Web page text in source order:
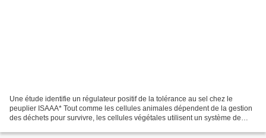
Une étude identifie un régulateur positif de la tolérance au sel chez le
peuplier ISAAA* Tout comme les cellules animales dépendent de la gestion
des déchets pour survivre, les cellules végétales utilisent un système de